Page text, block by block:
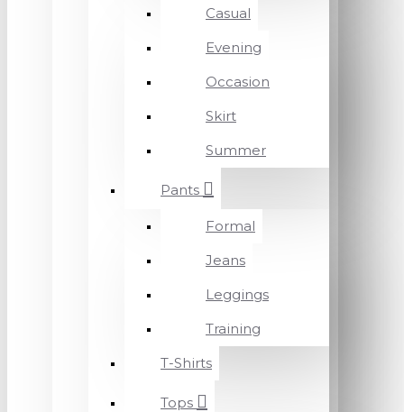
Casual
Evening
Occasion
Skirt
Summer
Pants
Formal
Jeans
Leggings
Training
T-Shirts
Tops